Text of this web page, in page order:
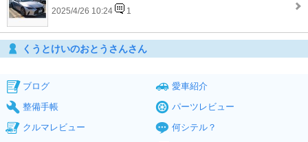
2025/4/26 10:24 1
くうとけいのおとうさんさん
ブログ
愛車紹介
整備手帳
パーツレビュー
クルマレビュー
何シテル？